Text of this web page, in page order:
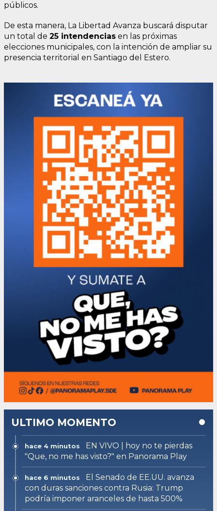
públicos.
De esta manera, La Libertad Avanza buscará disputar
un total de 25 intendencias en las próximas
elecciones municipales, con la intención de ampliar su
presencia territorial en Santiago del Estero.
ULTIMO MOMENTO
hace 4 minutos
EN VIVO | hoy no te pierdas
"Que, no me has visto?" en Panorama Play
hace 6 minutos
El Senado de EE.UU. avanza
con duras sanciones contra Rusia: Trump
podría imponer aranceles de hasta 500%